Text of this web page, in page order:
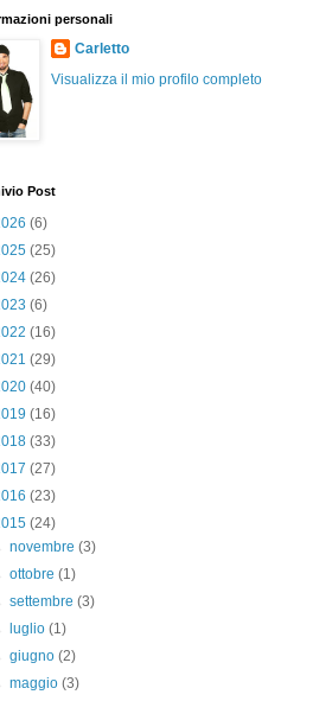
personali
Carletto
Visualizza il mio profilo completo
Post
(6)
(25)
(26)
(6)
(16)
(29)
(40)
(16)
(33)
(27)
(23)
(24)
novembre(3)
ottobre(1)
settembre(3)
luglio(1)
giugno(2)
maggio(3)